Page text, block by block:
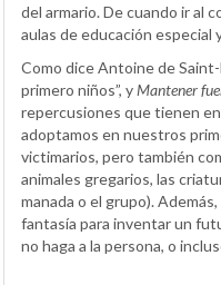
del armario. De cuando ir al
aulas de educación
Como dice Antoine de
primero niños”, yMantener
repercusiones que tienen
adoptamos en nuestros
victimarios, pero también
animales gregarios, las
manada o el grupo).
fantasía para inventar un
no haga a la persona, o